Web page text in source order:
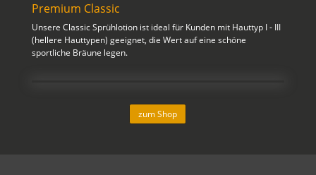
Premium Classic
Unsere Classic Sprühlotion ist ideal für Kunden mit Hauttyp I - III
(hellere Hauttypen) geeignet, die Wert auf eine schöne
sportliche Bräune legen.
zum Shop